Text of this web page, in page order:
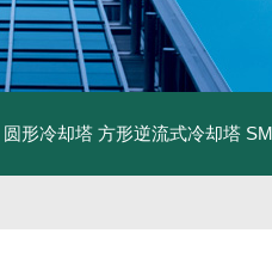
圆形冷却塔 方形逆流式冷却塔